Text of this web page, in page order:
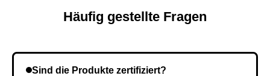
Häufig gestellte Fragen
Sind die Produkte zertifiziert?